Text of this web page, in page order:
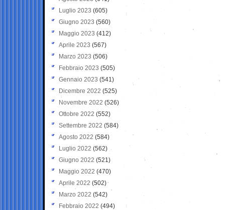
Luglio 2023 (605)
Giugno 2023 (560)
Maggio 2023 (412)
Aprile 2023 (567)
Marzo 2023 (506)
Febbraio 2023 (505)
Gennaio 2023 (541)
Dicembre 2022 (525)
Novembre 2022 (526)
Ottobre 2022 (552)
Settembre 2022 (584)
Agosto 2022 (584)
Luglio 2022 (562)
Giugno 2022 (521)
Maggio 2022 (470)
Aprile 2022 (502)
Marzo 2022 (542)
Febbraio 2022 (494)